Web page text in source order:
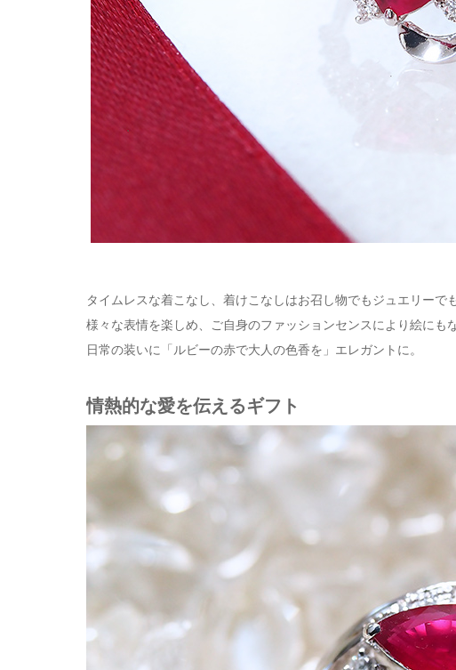
タイムレスな着こなし、着けこなしはお召し物でもジュエリー
様々な表情を楽しめ、ご自身のファッションセンスにより絵に
日常の装いに「ルビーの赤で大人の色香を」エレガントに。
情熱的な愛を伝えるギフト